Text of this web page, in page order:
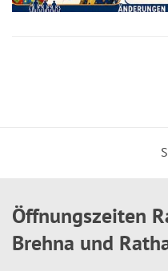
Öffnungszeiten
Brehna und